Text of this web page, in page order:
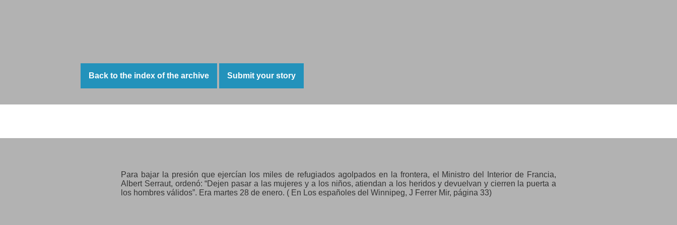
Back to the index of the archive Submit your story
Para bajar la presión que ejercían los miles de refugiados agolpados en la frontera, el Ministro del Interior de Francia,
Albert Serraut, ordenó: “Dejen pasar a las mujeres y a los niños, atiendan a los heridos y devuelvan y cierren la puerta a
los hombres válidos”. Era martes 28 de enero. ( En Los españoles del Winnipeg, J Ferrer Mir, página 33)